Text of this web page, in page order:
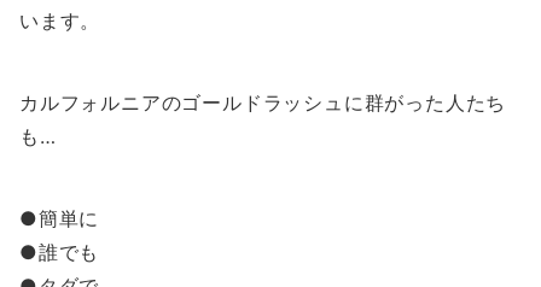
います。
カルフォルニアのゴールドラッシュに群がった人たち
も…
●簡単に
●誰でも